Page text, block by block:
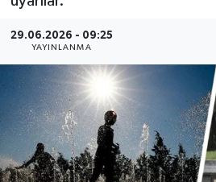
29.06.2026 - 09:25
YAYINLANMA